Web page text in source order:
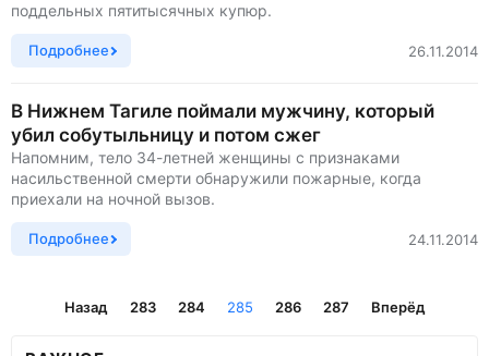
поддельных пятитысячных купюр.
Подробнее 26.11.2014
В Нижнем Тагиле поймали мужчину, который
убил собутыльницу и потом сжег
Напомним, тело 34-летней женщины с признаками
насильственной смерти обнаружили пожарные, когда
приехали на ночной вызов.
Подробнее 24.11.2014
Назад 283 284 285 286 287 Вперёд